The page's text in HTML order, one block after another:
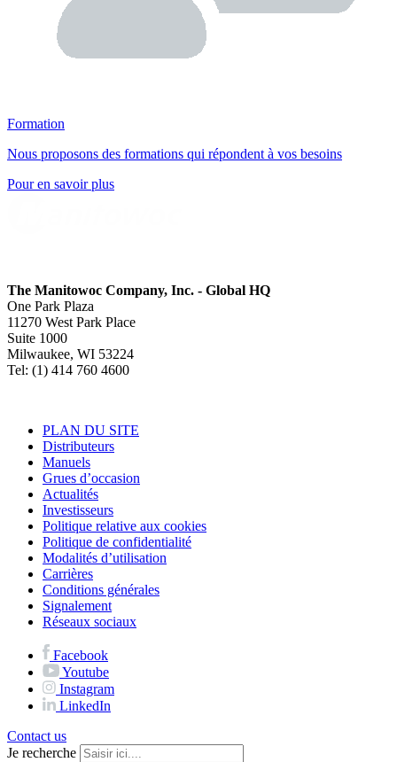
Formation
Nous proposons des formations qui répondent à vos besoins
Pour en savoir plus
The Manitowoc Company, Inc. - Global HQ
One Park Plaza
11270 West Park Place
Suite 1000
Milwaukee, WI 53224
Tel: (1) 414 760 4600
PLAN DU SITE
Distributeurs
Manuels
Grues d’occasion
Actualités
Investisseurs
Politique relative aux cookies
Politique de confidentialité
Modalités d’utilisation
Carrières
Conditions générales
Signalement
Réseaux sociaux
Facebook
Youtube
Instagram
LinkedIn
Contact us
Je recherche